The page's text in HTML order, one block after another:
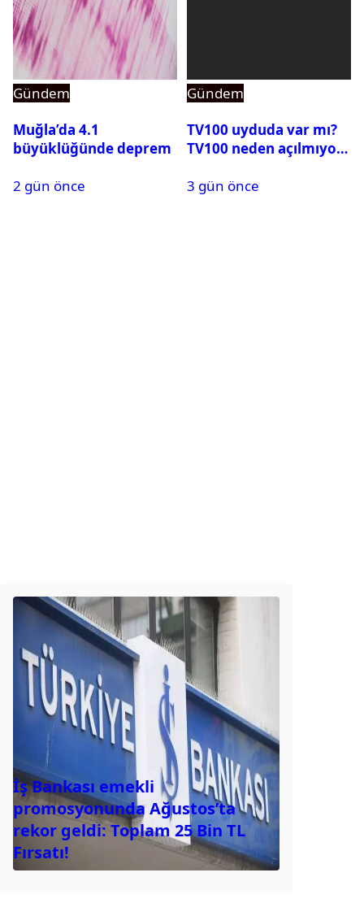
Gündem
Muğla’da 4.1
büyüklüğünde deprem
2 gün önce
Gündem
TV100 uyduda var mı?
TV100 neden açılmıyor?
3 gün önce
İş Bankası emekli
promosyonunda Ağustos’ta
rekor geldi: Toplam 25 Bin TL
Fırsatı!